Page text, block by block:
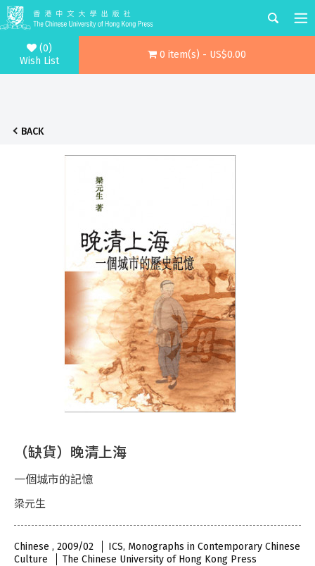
(0)
Wish List
0 item(s) - US$0.00
BACK
（缺貨）晚清上海
一個城市的記憶
梁元生
Chinese , 2009/02
ICS, Monographs in Contemporary Chinese
Culture
The Chinese University of Hong Kong Press